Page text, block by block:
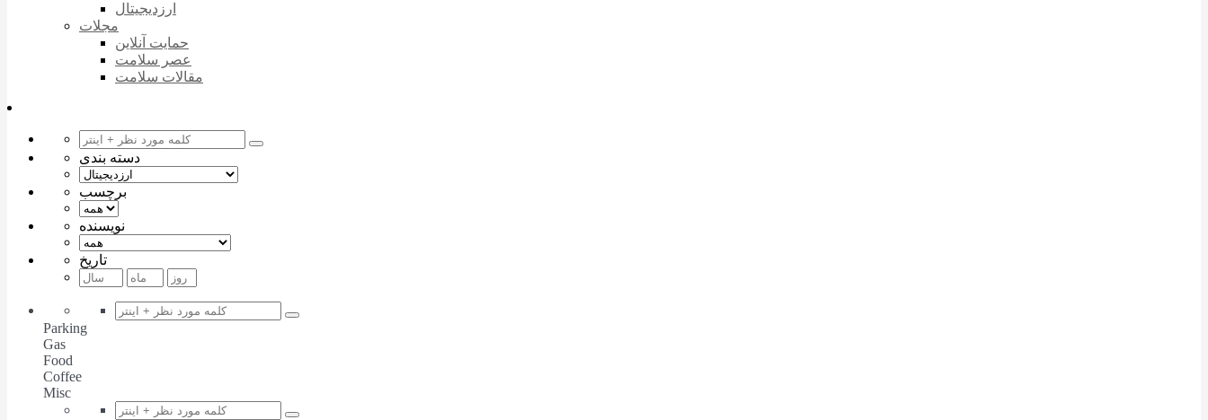
ارزدیجیتال
مجلات
حمایت آنلاین
عصر سلامت
مقالات سلامت
دسته بندی
برچسب
نویسنده
تاریخ
Parking
Gas
Food
Coffee
Misc